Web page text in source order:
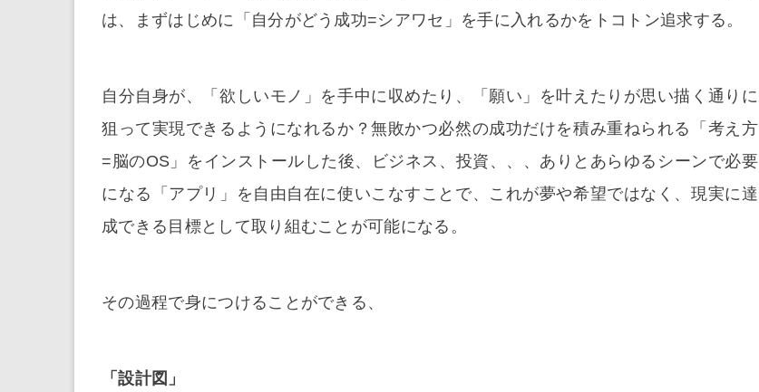
は、まずはじめに「自分がどう成功=シアワセ」を手に入れるかをトコトン追求する。
自分自身が、「欲しいモノ」を手中に収めたり、「願い」を叶えたりが思い描く通りに
狙って実現できるようになれるか？無敗かつ必然の成功だけを積み重ねられる「考え方
=脳のOS」をインストールした後、ビジネス、投資、、、ありとあらゆるシーンで必要
になる「アプリ」を自由自在に使いこなすことで、これが夢や希望ではなく、現実に達
成できる目標として取り組むことが可能になる。
その過程で身につけることができる、
「設計図」